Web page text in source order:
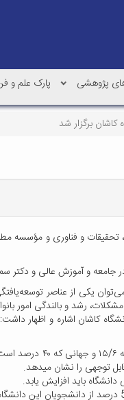
پژوهشی پارک علم و
برگزار شد
تحقیقات و فناوری و
جامعه و آموزش عالی و
می‌توان یکی از عناصر
رشد و بالندگی امور